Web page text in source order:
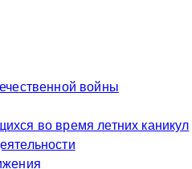
войны
во время летних каникул